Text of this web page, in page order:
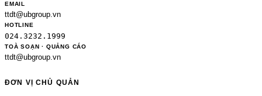
EMAIL
ttdt@ubgroup.vn
HOTLINE
024.3232.1999
TOÀ SOẠN · QUẢNG CÁO
ttdt@ubgroup.vn
ĐƠN VỊ CHỦ QUẢN